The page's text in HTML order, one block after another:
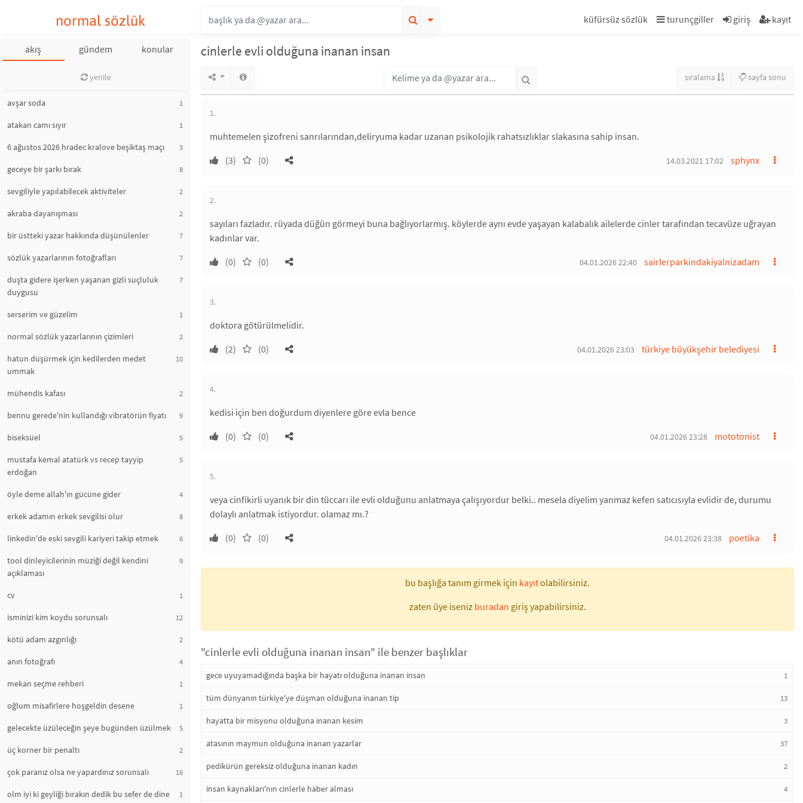
normal sözlük küfürsüz sözlük turunçgiller giriş kayıt
akış gündem konular
yenile
avşar soda 1
atakan camı sıyır 1
6 ağustos 2026 hradec kralove beşiktaş maçı 3
geceye bir şarkı bırak 8
sevgiliyle yapılabilecek aktiviteler 2
akraba dayanışması 2
bir üstteki yazar hakkında düşünülenler 7
sözlük yazarlarının fotoğrafları 7
duşta gidere işerken yaşanan gizli suçluluk
duygusu
7
serserim ve güzelim 1
normal sözlük yazarlarının çizimleri 2
hatun düşürmek için kedilerden medet
ummak
10
mühendis kafası 2
bennu gerede'nin kullandığı vibratörün fiyatı 9
biseksüel 5
mustafa kemal atatürk vs recep tayyip
erdoğan
5
öyle deme allah'ın gücüne gider 4
erkek adamın erkek sevgilisi olur 8
linkedin'de eski sevgili kariyeri takip etmek 6
tool dinleyicilerinin müziği değil kendini
açıklaması
9
cv 1
isminizi kim koydu sorunsalı 12
kötü adam azgınlığı 2
anın fotoğrafı 4
mekan seçme rehberi 1
oğlum misafirlere hoşgeldin desene 1
gelecekte üzüleceğin şeye bugünden üzülmek 5
üç korner bir penaltı 2
çok paranız olsa ne yapardınız sorunsalı 16
olm iyi ki geyliği bırakın dedik bu sefer de dine
1
cinlerle evli olduğuna inanan insan
sıralama sayfa sonu
1.
muhtemelen şizofreni sanrılarından,deliryuma kadar uzanan psikolojik rahatsızlıklar slakasına sahip insan.
(3)
(0) sphynx
14.03.2021 17:02
2.
sayıları fazladır. rüyada düğün görmeyi buna bağlıyorlarmış. köylerde aynı evde yaşayan kalabalık ailelerde cinler tarafından tecavüze uğrayan
kadınlar var.
(0)
(0) sairlerparkindakiyalnizadam
04.01.2026 22:40
3.
doktora götürülmelidir.
(2)
(0) türkiye büyükşehir belediyesi
04.01.2026 23:03
4.
kedisi için ben doğurdum diyenlere göre evla bence
(0)
(0) mototonist
04.01.2026 23:28
5.
veya cinfikirli uyanık bir din tüccarı ile evli olduğunu anlatmaya çalışıyordur belki.. mesela diyelim yanmaz kefen satıcısıyla evlidir de, durumu
dolaylı anlatmak istiyordur. olamaz mı.?
(0)
(0) poetika
04.01.2026 23:38
bu başlığa tanım girmek için kayıtolabilirsiniz.
zaten üye iseniz buradan giriş yapabilirsiniz.
"cinlerle evli olduğuna inanan insan" ile benzer başlıklar
gece uyuyamadığında başka bir hayatı olduğuna inanan insan 1
tüm dünyanın türkiye'ye düşman olduğuna inanan tip 13
hayatta bir misyonu olduğuna inanan kesim 3
atasının maymun olduğuna inanan yazarlar 37
pedikürün gereksiz olduğuna inanan kadın 2
insan kaynakları'nın cinlerle haber alması 4